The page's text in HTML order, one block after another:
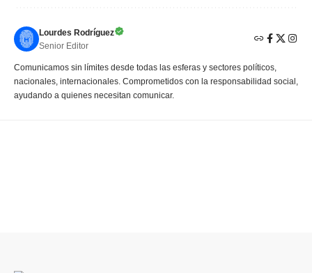
Lourdes Rodríguez
Senior Editor
Comunicamos sin límites desde todas las esferas y sectores políticos,
nacionales, internacionales. Comprometidos con la responsabilidad social,
ayudando a quienes necesitan comunicar.